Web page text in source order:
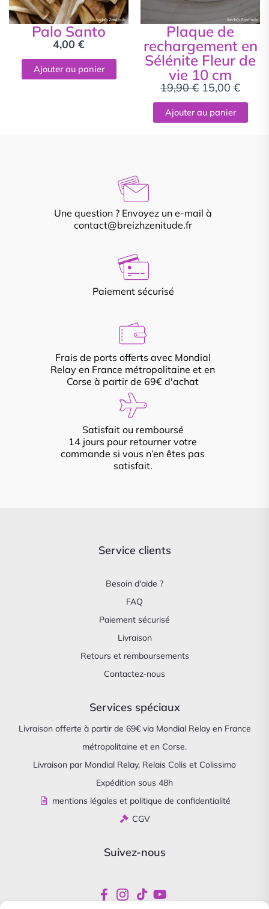
Palo Santo
4,00 €
Ajouter au panier
Plaque de
rechargement en
Sélénite Fleur de
vie 10 cm
19,90€ 15,00 €
Ajouter au panier
Une question ? Envoyez un e-mail à
contact@breizhzenitude.fr
Paiement sécurisé
Frais de ports offerts avec Mondial
Relay en France métropolitaine et en
Corse à partir de 69€ d'achat
Satisfait ou remboursé
14 jours pour retourner votre
commande si vous n’en êtes pas
satisfait.
Service clients
Besoin d'aide ?
FAQ
Paiement sécurisé
Livraison
Retours et remboursements
Contactez-nous
Services spéciaux
Livraison offerte à partir de 69€ via Mondial Relay en France
métropolitaine et en Corse.
Livraison par Mondial Relay, Relais Colis et Colissimo
Expédition sous 48h
mentions légales et politique de confidentialité
CGV
Suivez-nous